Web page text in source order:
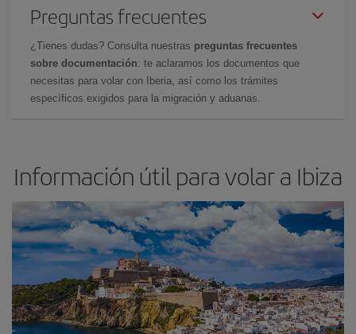
Preguntas frecuentes
¿Tienes dudas? Consulta nuestras preguntas frecuentes
sobre documentación: te aclaramos los documentos que
necesitas para volar con Iberia, así como los trámites
específicos exigidos para la migración y aduanas.
Información útil para volar a Ibiza